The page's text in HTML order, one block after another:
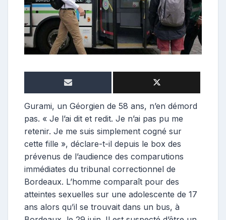
t
r
i
c
Gurami, un Géorgien de 58 ans, n’en démord
pas. « Je l’ai dit et redit. Je n’ai pas pu me
retenir. Je me suis simplement cogné sur
cette fille », déclare-t-il depuis le box des
prévenus de l’audience des comparutions
immédiates du tribunal correctionnel de
Bordeaux. L’homme comparaît pour des
atteintes sexuelles sur une adolescente de 17
ans alors qu’il se trouvait dans un bus, à